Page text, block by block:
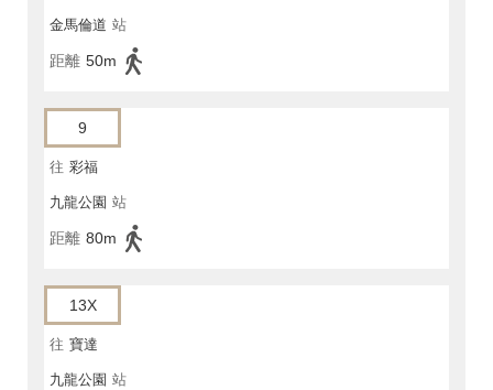
金馬倫道 站
距離 50m
9
往 彩福
九龍公園 站
距離 80m
13X
往 寶達
九龍公園 站